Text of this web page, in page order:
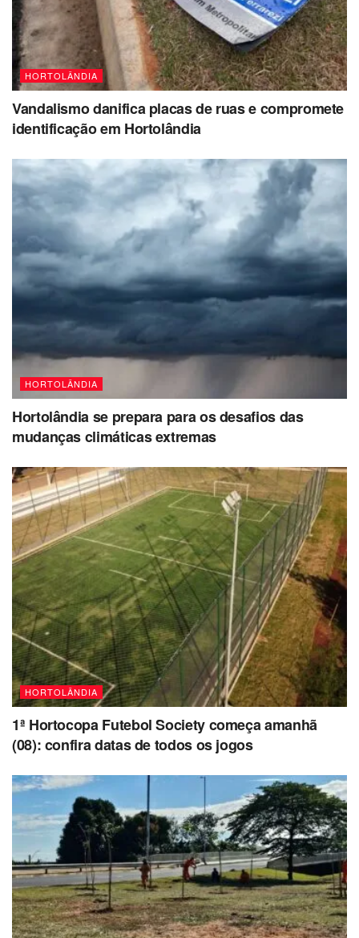
HORTOLÂNDIA
Vandalismo danifica placas de ruas e compromete
identificação em Hortolândia
HORTOLÂNDIA
Hortolândia se prepara para os desafios das
mudanças climáticas extremas
HORTOLÂNDIA
1ª Hortocopa Futebol Society começa amanhã
(08): confira datas de todos os jogos